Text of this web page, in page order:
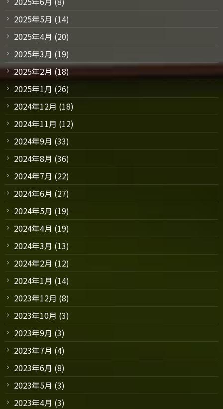
2025年5月 (14)
2025年4月 (20)
2025年3月 (19)
2025年2月 (18)
2025年1月 (26)
2024年12月 (18)
2024年11月 (12)
2024年9月 (33)
2024年8月 (36)
2024年7月 (22)
2024年6月 (27)
2024年5月 (19)
2024年4月 (19)
2024年3月 (13)
2024年2月 (12)
2024年1月 (14)
2023年12月 (8)
2023年10月 (3)
2023年9月 (3)
2023年7月 (4)
2023年6月 (8)
2023年5月 (3)
2023年4月 (3)